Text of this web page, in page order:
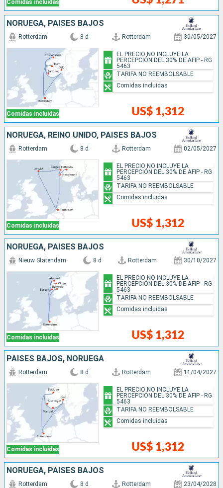
Comidas incluidas
NORUEGA, PAISES BAJOS
Comidas incluidas
Rotterdam 8 d Rotterdam 30/05/2027
US$ 1,312
EL PRECIO NO INCLUYE LA
PERCEPCIÓN DEL 30% DE AFIP - RG
5463
TARIFA NO REEMBOLSABLE
Comidas incluidas
NORUEGA, REINO UNIDO, PAISES BAJOS
Comidas incluidas
Rotterdam 8 d Rotterdam 02/05/2027
US$ 1,312
EL PRECIO NO INCLUYE LA
PERCEPCIÓN DEL 30% DE AFIP - RG
5463
TARIFA NO REEMBOLSABLE
Comidas incluidas
NORUEGA, PAISES BAJOS
Comidas incluidas
Nieuw Statendam 8 d Rotterdam 30/10/2027
US$ 1,312
EL PRECIO NO INCLUYE LA
PERCEPCIÓN DEL 30% DE AFIP - RG
5463
TARIFA NO REEMBOLSABLE
Comidas incluidas
PAISES BAJOS, NORUEGA
Comidas incluidas
Rotterdam 8 d Rotterdam 11/04/2027
US$ 1,312
EL PRECIO NO INCLUYE LA
PERCEPCIÓN DEL 30% DE AFIP - RG
5463
TARIFA NO REEMBOLSABLE
Comidas incluidas
NORUEGA, PAISES BAJOS
Rotterdam 8 d Rotterdam 23/04/2028